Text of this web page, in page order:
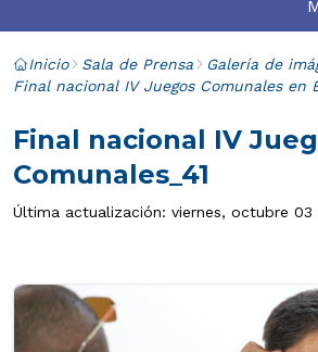
Inicio Sala de Prensa
Galería de
Final nacional IV Juegos Comunales en
Final nacional IV
Comunales_41
Última actualización: viernes, octubre 03